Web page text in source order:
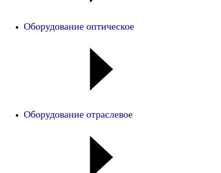
Оборудование оптическое
Оборудование отраслевое